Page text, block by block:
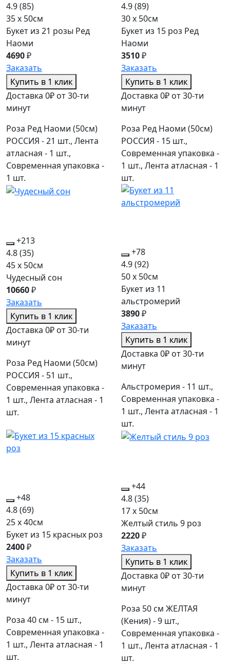
4.9(85)
35 x 50см
Букет из 21 розы Ред
Наоми
4690₽
Заказать
Купить в 1 клик
Доставка 0₽ от 30-ти
минут
Роза Ред Наоми (50см)
РОССИЯ - 21 шт., Лента
атласная - 1 шт.,
Современная упаковка -
1 шт.
4.9(89)
30 x 50см
Букет из 15 роз Ред
Наоми
3510₽
Заказать
Купить в 1 клик
Доставка 0₽ от 30-ти
минут
Роза Ред Наоми (50см)
РОССИЯ - 15 шт.,
Современная упаковка -
1 шт., Лента атласная - 1
шт.
+213
4.8(35)
45 x 50см
Чудесный сон
10660₽
Заказать
Купить в 1 клик
Доставка 0₽ от 30-ти
минут
Роза Ред Наоми (50см)
РОССИЯ - 51 шт.,
Современная упаковка -
1 шт., Лента атласная - 1
шт.
+78
4.9(92)
50 x 50см
Букет из 11
альстромерий
3890₽
Заказать
Купить в 1 клик
Доставка 0₽ от 30-ти
минут
Альстромерия - 11 шт.,
Современная упаковка -
1 шт., Лента атласная - 1
шт.
+48
4.8(69)
25 x 40см
Букет из 15 красных роз
2400₽
Заказать
Купить в 1 клик
Доставка 0₽ от 30-ти
минут
Роза 40 см - 15 шт.,
Современная упаковка -
1 шт., Лента атласная - 1
шт.
+44
4.8(35)
17 x 50см
Желтый стиль 9 роз
2220₽
Заказать
Купить в 1 клик
Доставка 0₽ от 30-ти
минут
Роза 50 см ЖЕЛТАЯ
(Кения) - 9 шт.,
Современная упаковка -
1 шт., Лента атласная - 1
шт.